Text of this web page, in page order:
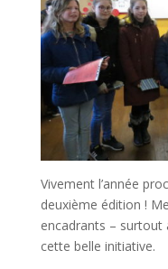
Vivement l’année
deuxième édition !
encadrants – surtout
cette belle initiative.